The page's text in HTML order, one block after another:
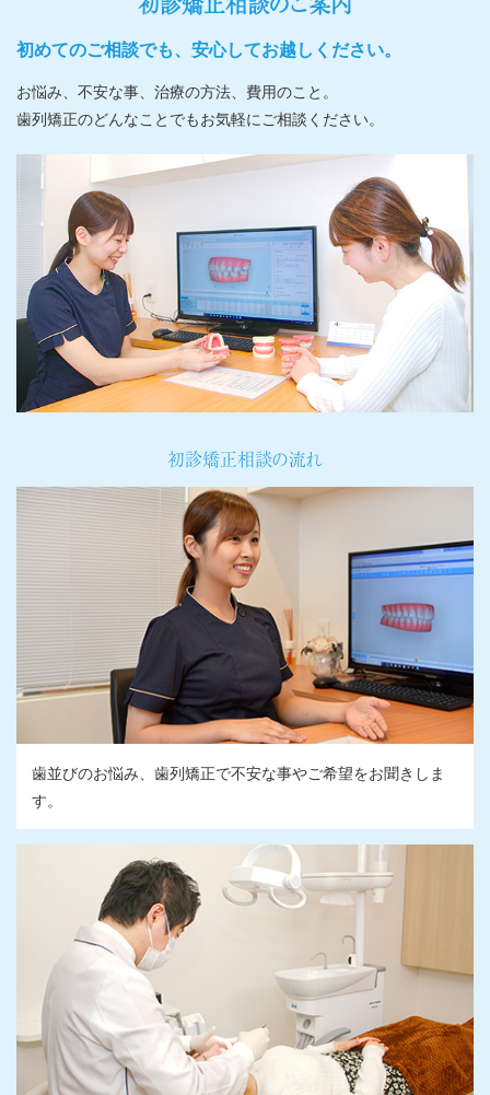
初めてのご相談でも、安心してお越しください。
お悩み、不安な事、治療の方法、費用のこと。
歯列矯正のどんなことでもお気軽にご相談ください。
初診矯正相談の流れ
歯並びのお悩み、歯列矯正で不安な事やご希望をお聞きしま
す。